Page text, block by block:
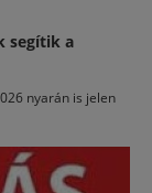
segítik a
nyarán is jelen